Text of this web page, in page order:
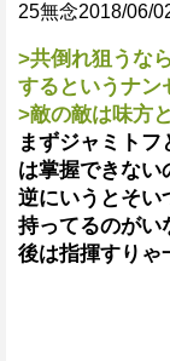
25無念2018/06/
>共倒れ狙うな
するというナン
>敵の敵は味方
まずジャミト
は掌握できない
逆にいうとそい
持ってるのがい
後は指揮すりゃ